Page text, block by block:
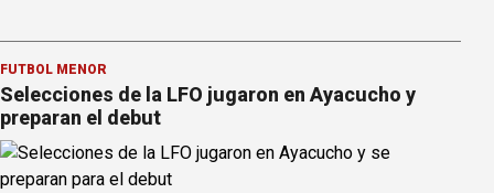
FÚTBOL MENOR
Selecciones de la LFO jugaron en Ayacucho y
preparan el debut